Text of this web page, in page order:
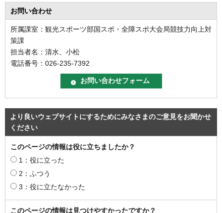
お問い合わせ
所属課室：観光スポーツ部国スポ・全障スポ大会局競技力向上対
策課
担当者名：清水、小松
電話番号：026-235-7392
より良いウェブサイトにするためにみなさまのご意見をお聞かせ
ください
このページの情報は役に立ちましたか？
1：役に立った
2：ふつう
3：役に立たなかった
このページの情報は見つけやすかったですか？